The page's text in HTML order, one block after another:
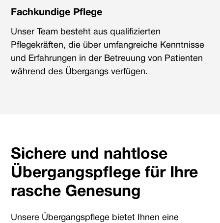
Fachkundige Pflege
Unser Team besteht aus qualifizierten
Pflegekräften, die über umfangreiche Kenntnisse
und Erfahrungen in der Betreuung von Patienten
während des Übergangs verfügen.
Sichere und nahtlose
Übergangspflege für Ihre
rasche Genesung
Unsere Übergangspflege bietet Ihnen eine